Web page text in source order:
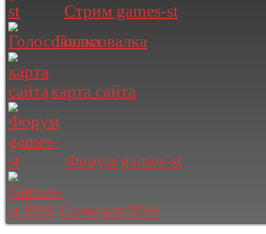
Стрим games-st
Голосовалка
карта сайта
Форум games-st
Games-st RSS